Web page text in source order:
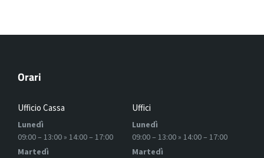
Orari
Ufficio Cassa
Lunedì
09:00 – 13:00 » 14:00 – 17:00
Martedì
Uffici
Lunedì
09:00 – 13:00 » 14:00 – 17:00
Martedì